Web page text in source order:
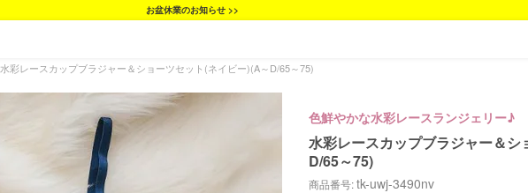
お盆休業のお知らせ >>
水彩レースカップブラジャー＆ショーツセット(ネイビー)(A～D/65～75)
色鮮やかな水彩レースランジェリー♪
水彩レースカップブラジャー＆シ
D/65～75)
商品番号 tk-uwj-3490nv